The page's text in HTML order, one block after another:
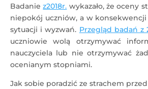
Badaniez2018r. wykazało, że oceny
niepokój uczniów, a w
sytuacji i wyzwań. Przegląd badań z
uczniowie wolą otrzymywać
nauczyciela lub nie otrzymywać
ocenianym stopniami.
Jak sobie poradzić ze strachem przed